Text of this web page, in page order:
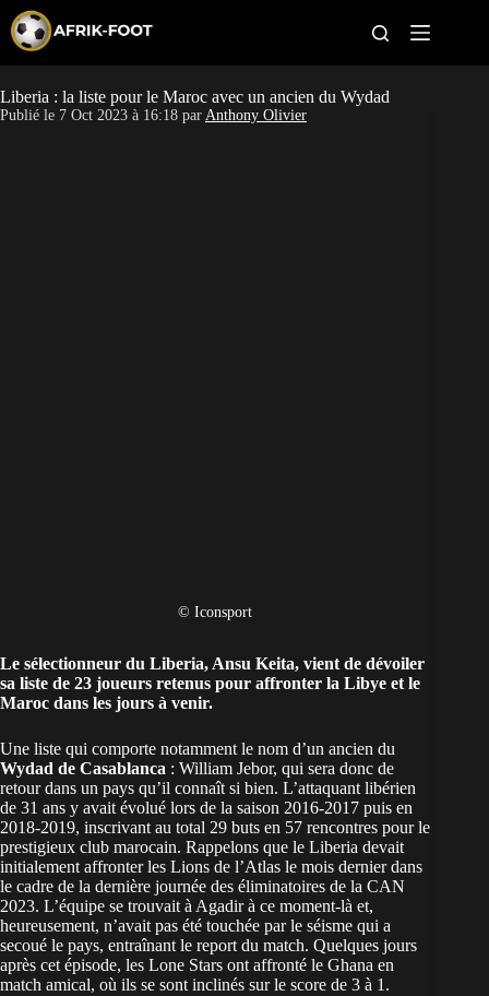
p
t
o
c
CAN féminine
Liberia : la liste pour le Maroc avec un ancien du Wydad
Publié le 7 Oct 2023 à 16:18 par Anthony Olivier
© Iconsport
Le sélectionneur du Liberia, Ansu Keita, vient de dévoiler
sa liste de 23 joueurs retenus pour affronter la Libye et le
Maroc dans les jours à venir.
Une liste qui comporte notamment le nom d’un ancien du
Wydad de Casablanca : William Jebor, qui sera donc de
retour dans un pays qu’il connaît si bien. L’attaquant libérien
de 31 ans y avait évolué lors de la saison 2016-2017 puis en
2018-2019, inscrivant au total 29 buts en 57 rencontres pour le
prestigieux club marocain. Rappelons que le Liberia devait
initialement affronter les Lions de l’Atlas le mois dernier dans
le cadre de la dernière journée des éliminatoires de la CAN
2023. L’équipe se trouvait à Agadir à ce moment-là et,
heureusement, n’avait pas été touchée par le séisme qui a
secoué le pays, entraînant le report du match. Quelques jours
après cet épisode, les Lone Stars ont affronté le Ghana en
match amical, où ils se sont inclinés sur le score de 3 à 1.